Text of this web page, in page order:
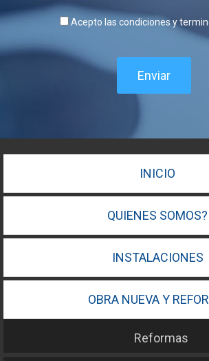
Acepto las condiciones y
Enviar
INICIO
QUIENES SOMOS?
INSTALACIONES
OBRA NUEVA Y
Reformas